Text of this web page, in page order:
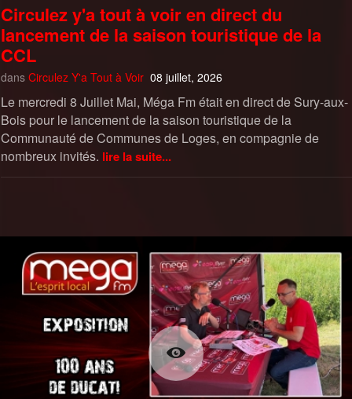
Circulez y'a tout à voir en direct du
lancement de la saison touristique de la
CCL
dans Circulez Y'a Tout à Voir 08 juillet, 2026
Le mercredi 8 Juillet Mai, Méga Fm était en direct de Sury-aux-
Bois pour le lancement de la saison touristique de la
Communauté de Communes de Loges, en compagnie de
nombreux invités. lire la suite...